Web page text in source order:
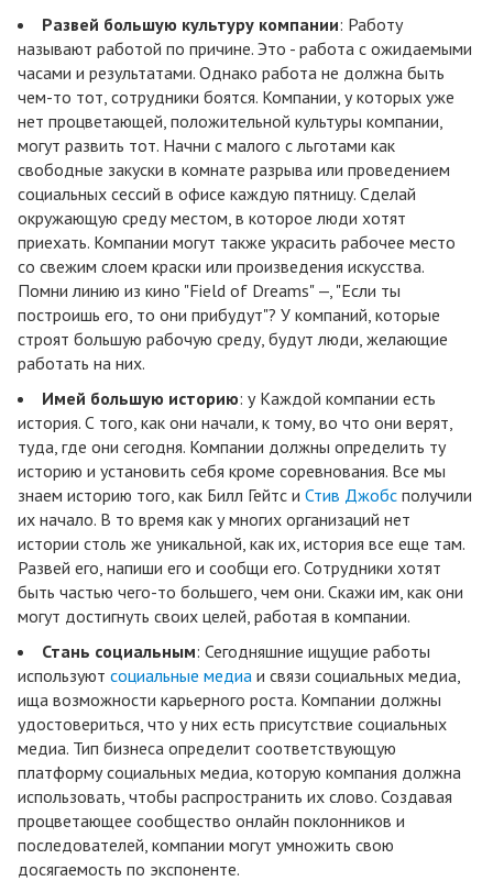
Развей большую культуру компании: Работу
называют работой по причине. Это - работа с ожидаемыми
часами и результатами. Однако работа не должна быть
чем-то тот, сотрудники боятся. Компании, у которых уже
нет процветающей, положительной культуры компании,
могут развить тот. Начни с малого с льготами как
свободные закуски в комнате разрыва или проведением
социальных сессий в офисе каждую пятницу. Сделай
окружающую среду местом, в которое люди хотят
приехать. Компании могут также украсить рабочее место
со свежим слоем краски или произведения искусства.
Помни линию из кино "Field of Dreams" —, "Если ты
построишь его, то они прибудут"? У компаний, которые
строят большую рабочую среду, будут люди, желающие
работать на них.
Имей большую историю: у Каждой компании есть
история. С того, как они начали, к тому, во что они верят,
туда, где они сегодня. Компании должны определить ту
историю и установить себя кроме соревнования. Все мы
знаем историю того, как Билл Гейтс и Стив Джобс получили
их начало. В то время как у многих организаций нет
истории столь же уникальной, как их, история все еще там.
Развей его, напиши его и сообщи его. Сотрудники хотят
быть частью чего-то большего, чем они. Скажи им, как они
могут достигнуть своих целей, работая в компании.
Стань социальным: Сегодняшние ищущие работы
используют социальные медиа и связи социальных медиа,
ища возможности карьерного роста. Компании должны
удостовериться, что у них есть присутствие социальных
медиа. Тип бизнеса определит соответствующую
платформу социальных медиа, которую компания должна
использовать, чтобы распространить их слово. Создавая
процветающее сообщество онлайн поклонников и
последователей, компании могут умножить свою
досягаемость по экспоненте.